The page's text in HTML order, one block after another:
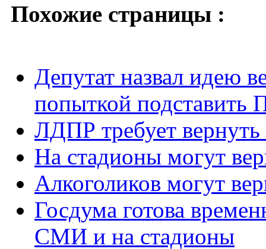
Похожие страницы :
Депутат назвал идею
попыткой подставить
ЛДПР требует вернуть
На стадионы могут
Алкоголиков могут
Госдума готова
СМИ и на стадионы